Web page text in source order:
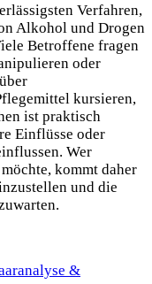
Verfahren,
Alkohol und Drogen
Betroffene fragen
oder
kursieren,
ist praktisch
Einflüsse oder
Wer
kommt daher
und die
&